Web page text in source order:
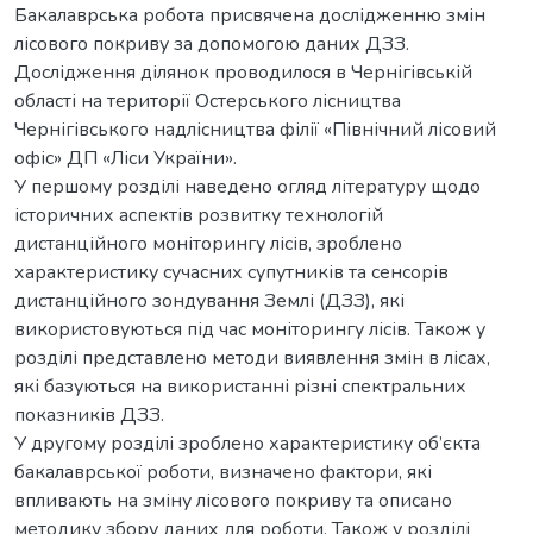
Бакалаврська робота присвячена дослідженню змін
лісового покриву за допомогою даних ДЗЗ.
Дослідження ділянок проводилося в Чернігівській
області на території Остерського лісництва
Чернігівського надлісництва філії «Північний лісовий
офіс» ДП «Ліси України».
У першому розділі наведено огляд літературу щодо
історичних аспектів розвитку технологій
дистанційного моніторингу лісів, зроблено
характеристику сучасних супутників та сенсорів
дистанційного зондування Землі (ДЗЗ), які
використовуються під час моніторингу лісів. Також у
розділі представлено методи виявлення змін в лісах,
які базуються на використанні різні спектральних
показників ДЗЗ.
У другому розділі зроблено характеристику об’єкта
бакалаврської роботи, визначено фактори, які
впливають на зміну лісового покриву та описано